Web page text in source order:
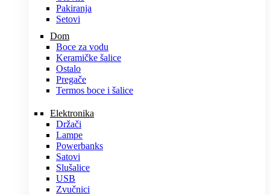
Pakiranja
Setovi
Dom
Boce za vodu
Keramičke šalice
Ostalo
Pregače
Termos boce i šalice
Elektronika
Držači
Lampe
Powerbanks
Satovi
Slušalice
USB
Zvučnici